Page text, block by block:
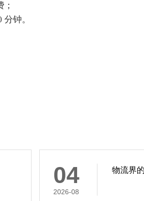
分钟。
04
2026-08
物流界